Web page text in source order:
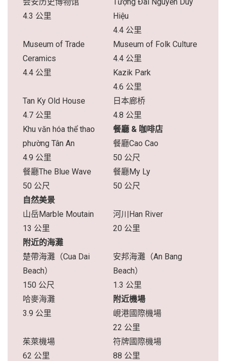
4.3 公里
Hiệu
4.4 公里
Museum of Trade
Ceramics
4.4 公里
Museum of Folk Culture
4.4 公里
Kazik Park
4.6 公里
Tan Ky Old House
4.7 公里
日本廊桥
4.8 公里
Khu văn hóa thể thao
phường Tân An
4.9 公里
餐廳 & 咖啡店
餐廳Cao Cao
50 公尺
餐廳The Blue Wave
50 公尺
餐廳My Ly
50 公尺
自然美景
山岳Marble Moutain
13 公里
河川Han River
20 公里
附近的海灘
楚帶海灘（Cua Dai
Beach）
150 公尺
安邦海灘（An Bang
Beach）
1.3 公里
哈麥海灘
3.9 公里
附近機場
峴港國際機場
22 公里
茱萊機場
62 公里
符牌國際機場
88 公里